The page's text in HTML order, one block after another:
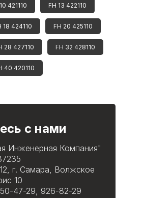
421110 FH 13 422110
18 424110 FH 20 425110
28 427110 FH 32 428110
40 420110
с нами
Инженерная Компания"
г. Самара, Волжское
10
47-29, 926-82-29